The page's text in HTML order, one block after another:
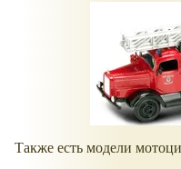
Также есть модели